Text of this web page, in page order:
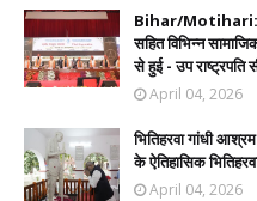
Bihar/Motihari:
सहित विभिन्न
से हुई - उप राष्ट्रपति
April 04, 2026
भितिहरवा गांधी
के ऐतिहासिक
April 04, 2026